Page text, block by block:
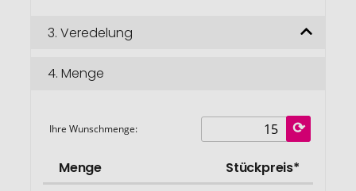
3. Veredelung
4. Menge
Ihre Wunschmenge:
Menge
Stückpreis*